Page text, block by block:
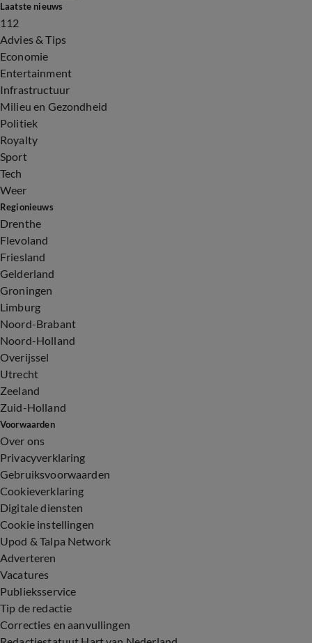
Laatste nieuws
112
Advies & Tips
Economie
Entertainment
Infrastructuur
Milieu en Gezondheid
Politiek
Royalty
Sport
Tech
Weer
Regionieuws
Drenthe
Flevoland
Friesland
Gelderland
Groningen
Limburg
Noord-Brabant
Noord-Holland
Overijssel
Utrecht
Zeeland
Zuid-Holland
Voorwaarden
Over ons
Privacyverklaring
Gebruiksvoorwaarden
Cookieverklaring
Digitale diensten
Cookie instellingen
Upod & Talpa Network
Adverteren
Vacatures
Publieksservice
Tip de redactie
Correcties en aanvullingen